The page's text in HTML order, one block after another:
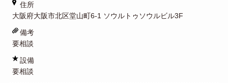
住所
大阪府大阪市北区堂山町6-1 ソウルトゥソウルビル3F
備考
要相談
設備
要相談